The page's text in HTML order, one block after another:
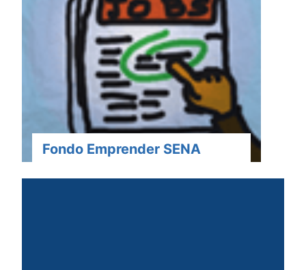
Fondo Emprender SENA